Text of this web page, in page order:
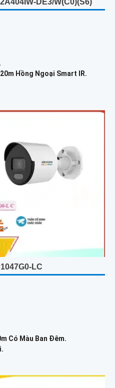
DE3/W(C0)(S6)
Hồng Ngoại Smart IR.
LC
Có Màu Ban Đêm.